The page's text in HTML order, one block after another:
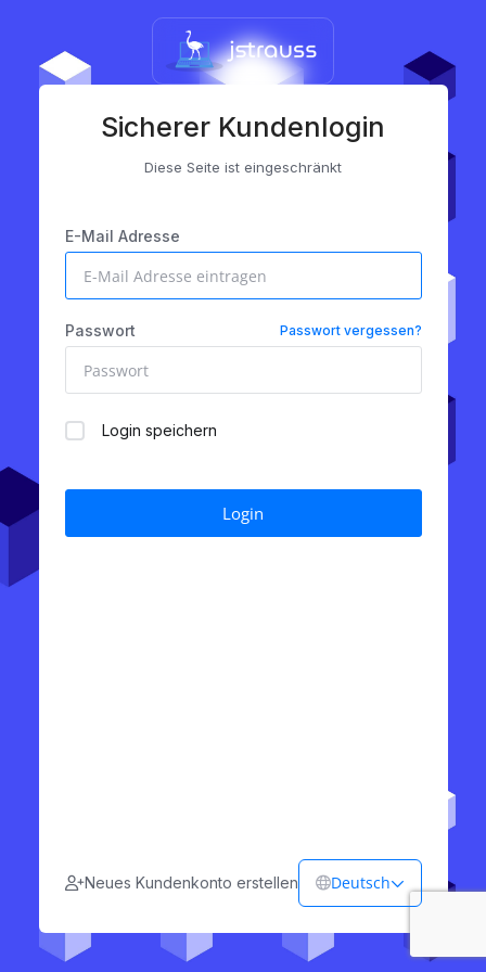
Sicherer Kundenlogin
Diese Seite ist eingeschränkt
E-Mail Adresse
Passwort Passwort vergessen?
Login speichern
Neues Kundenkonto erstellen Deutsch